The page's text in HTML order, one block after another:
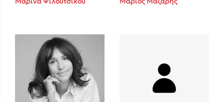
Πάνω, κάτω, μπροστά, πίσω